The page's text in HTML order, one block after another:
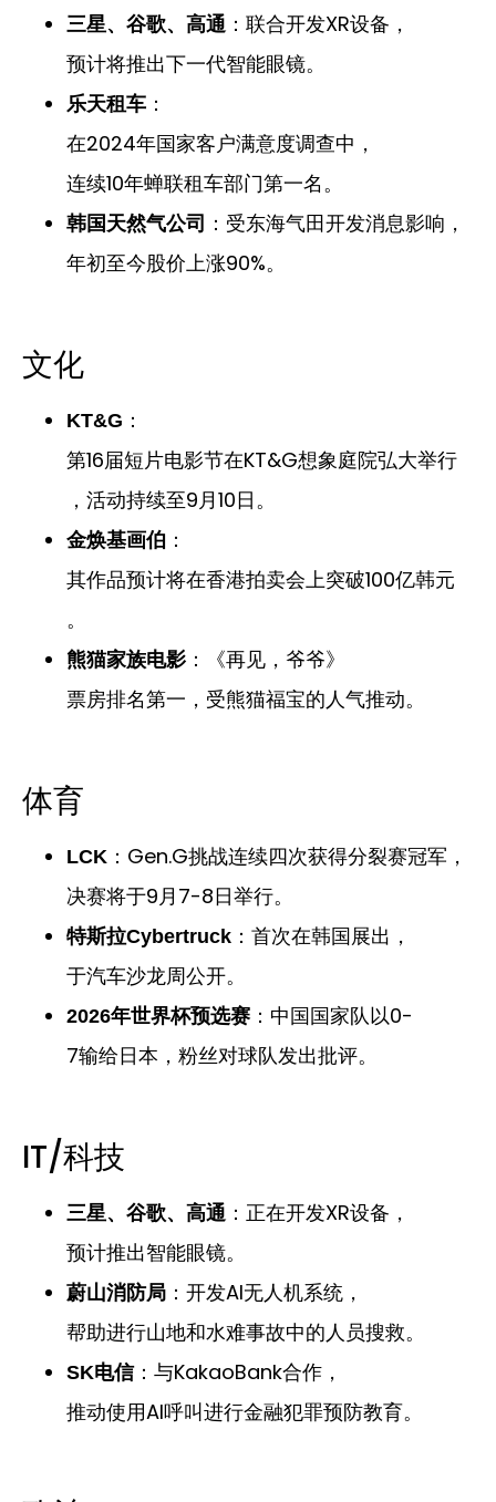
三星、谷歌、高通 ：联合开发XR设备，
预计将推出下一代智能眼镜。
乐天租车 ：
在2024年国家客户满意度调查中，
连续10年蝉联租车部门第一名。
韩国天然气公司
：受东海气田开发消息影响，
年初至今股价上涨90%。
文化
KT&G ：
第16届短片电影节在KT&G想象庭院弘大举行
，活动持续至9月10日。
金焕基画伯 ：
其作品预计将在香港拍卖会上突破100亿韩元
。
熊猫家族电影 ：《再见，爷爷》
票房排名第一，受熊猫福宝的人气推动。
体育
LCK ：Gen.G挑战连续四次获得分裂赛冠军，
决赛将于9月7-8日举行。
特斯拉Cybertruck ：首次在韩国展出，
于汽车沙龙周公开。
2026年世界杯预选赛 ：中国国家队以0-
7输给日本，粉丝对球队发出批评。
IT/科技
三星、谷歌、高通 ：正在开发XR设备，
预计推出智能眼镜。
蔚山消防局 ：开发AI无人机系统，
帮助进行山地和水难事故中的人员搜救。
SK电信：与KakaoBank合作，
推动使用AI呼叫进行金融犯罪预防教育。